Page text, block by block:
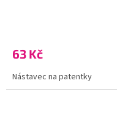
63 Kč
Nástavec na patentky